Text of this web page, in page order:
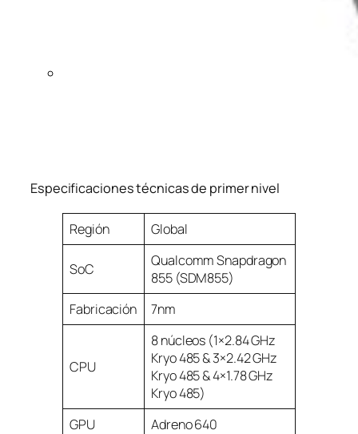
Especificaciones técnicas de primer nivel
Región Global
SoC
Qualcomm Snapdragon
855 (SDM855)
Fabricación
7nm
CPU
8 núcleos (1×2.84 GHz
Kryo 485 & 3×2.42 GHz
Kryo 485 & 4×1.78 GHz
Kryo 485)
GPU
Adreno 640